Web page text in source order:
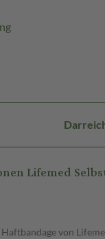
Lifemed
von